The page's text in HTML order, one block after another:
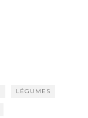
LÉGUMES